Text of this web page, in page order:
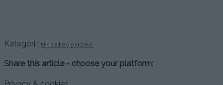
Kategori : Uncategorized
Share this article - choose your platform: